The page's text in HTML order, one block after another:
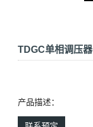
TDGC单相调压器
产品描述：